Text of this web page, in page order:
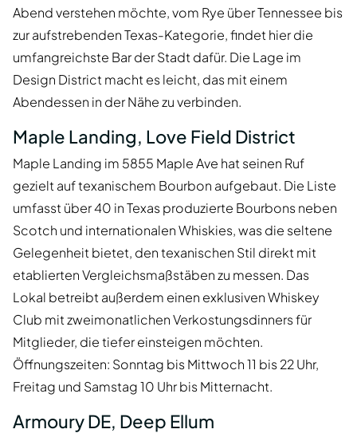
Abend verstehen möchte, vom Rye über Tennessee bis
zur aufstrebenden Texas-Kategorie, findet hier die
umfangreichste Bar der Stadt dafür. Die Lage im
Design District macht es leicht, das mit einem
Abendessen in der Nähe zu verbinden.
Maple Landing, Love Field District
Maple Landing im 5855 Maple Ave hat seinen Ruf
gezielt auf texanischem Bourbon aufgebaut. Die Liste
umfasst über 40 in Texas produzierte Bourbons neben
Scotch und internationalen Whiskies, was die seltene
Gelegenheit bietet, den texanischen Stil direkt mit
etablierten Vergleichsmaßstäben zu messen. Das
Lokal betreibt außerdem einen exklusiven Whiskey
Club mit zweimonatlichen Verkostungsdinners für
Mitglieder, die tiefer einsteigen möchten.
Öffnungszeiten: Sonntag bis Mittwoch 11 bis 22 Uhr,
Freitag und Samstag 10 Uhr bis Mitternacht.
Armoury DE, Deep Ellum